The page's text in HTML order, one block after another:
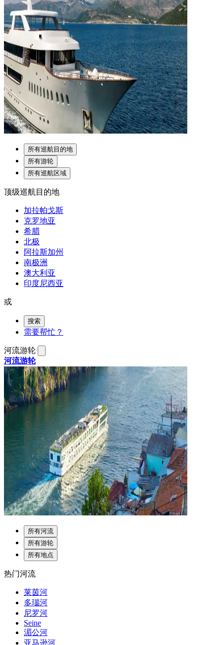
所有巡航目的地
所有游轮
所有巡航区域
顶级巡航目的地
加拉帕戈斯
克罗地亚
希腊
北极
阿拉斯加州
南极洲
澳大利亚
印度尼西亚
或
搜索
需要帮忙？
河流游轮
河流游轮
所有河流
所有游轮
所有地点
热门河流
莱茵河
多瑙河
尼罗河
Seine
湄公河
亚马逊河